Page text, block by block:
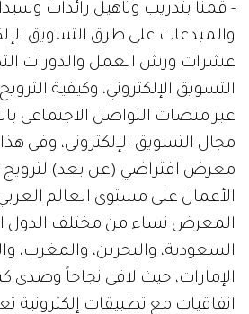
- قمنا بتدريب وتأهيل رائدات
والمبدعات على طرق التسويق
عشرات ورش العمل والدورات
التسويق الإلكتروني، وكيفية
عبر منصات التواصل الاجتماعي
مجال التسويق الإلكتروني، وفي
معرض افتراضي (عن بعد)
الأعمال على مستوى العالم
المعرض نساء من مختلف الدول
السعودية، والبحرين، والمغرب،
الإمارات، حيث لاقى نجاحاً وصدى
اتفاقيات مع تطبيقات إلكترونية